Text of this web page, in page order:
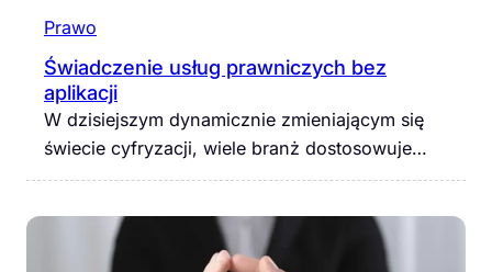
Prawo
Świadczenie usług prawniczych bez
aplikacji
W dzisiejszym dynamicznie zmieniającym się
świecie cyfryzacji, wiele branż dostosowuje…